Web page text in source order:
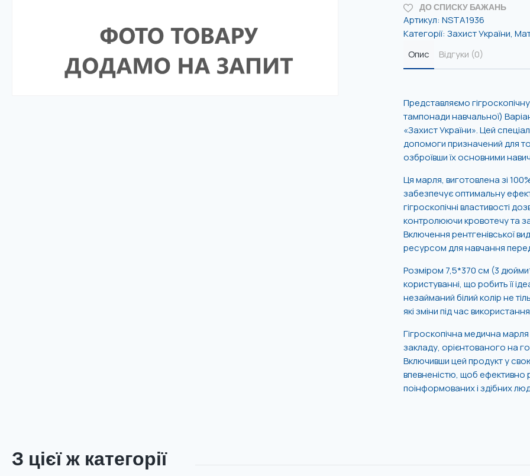
ДО СПИСКУ БАЖАНЬ
Артикул: NSTA1936
Категорії: Захист України,
Опис
Відгуки (0)
Представляємо
тампонади навчальної)
«Захист України». Цей
допомоги призначений для
озброївши їх основними
Ця марля, виготовлена ​​зі
забезпечує оптимальну
гігроскопічні властивості
контролюючи кровотечу та
Включення рентгенівської
ресурсом для навчання
Розміром 7,5*370 см (3
користуванні, що робить її
незайманий білий колір не
які зміни під час
Гігроскопічна медична
закладу, орієнтованого на
Включивши цей продукт у
впевненістю, щоб ефективно
поінформованих і здібних
З цієї ж категорії